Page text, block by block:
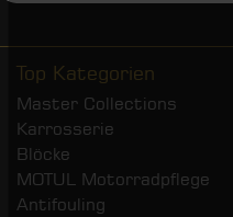
Top Kategorien
Master Collections
Karrosserie
Blöcke
MOTUL Motorradpflege
Antifouling